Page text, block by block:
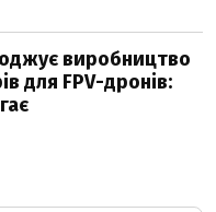
виробництво
для FPV-дронів: